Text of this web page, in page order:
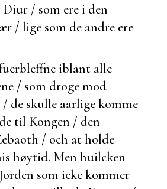
Diur / som ere i den
/ lige som de andre ere
iblant alle
/ som droge mod
/ de skulle aarlige komme
til Kongen / den
/ och at holde
høytid. Men huilcken
som icke kommer